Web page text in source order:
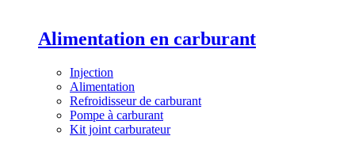
Alimentation en carburant
Injection
Alimentation
Refroidisseur de carburant
Pompe à carburant
Kit joint carburateur